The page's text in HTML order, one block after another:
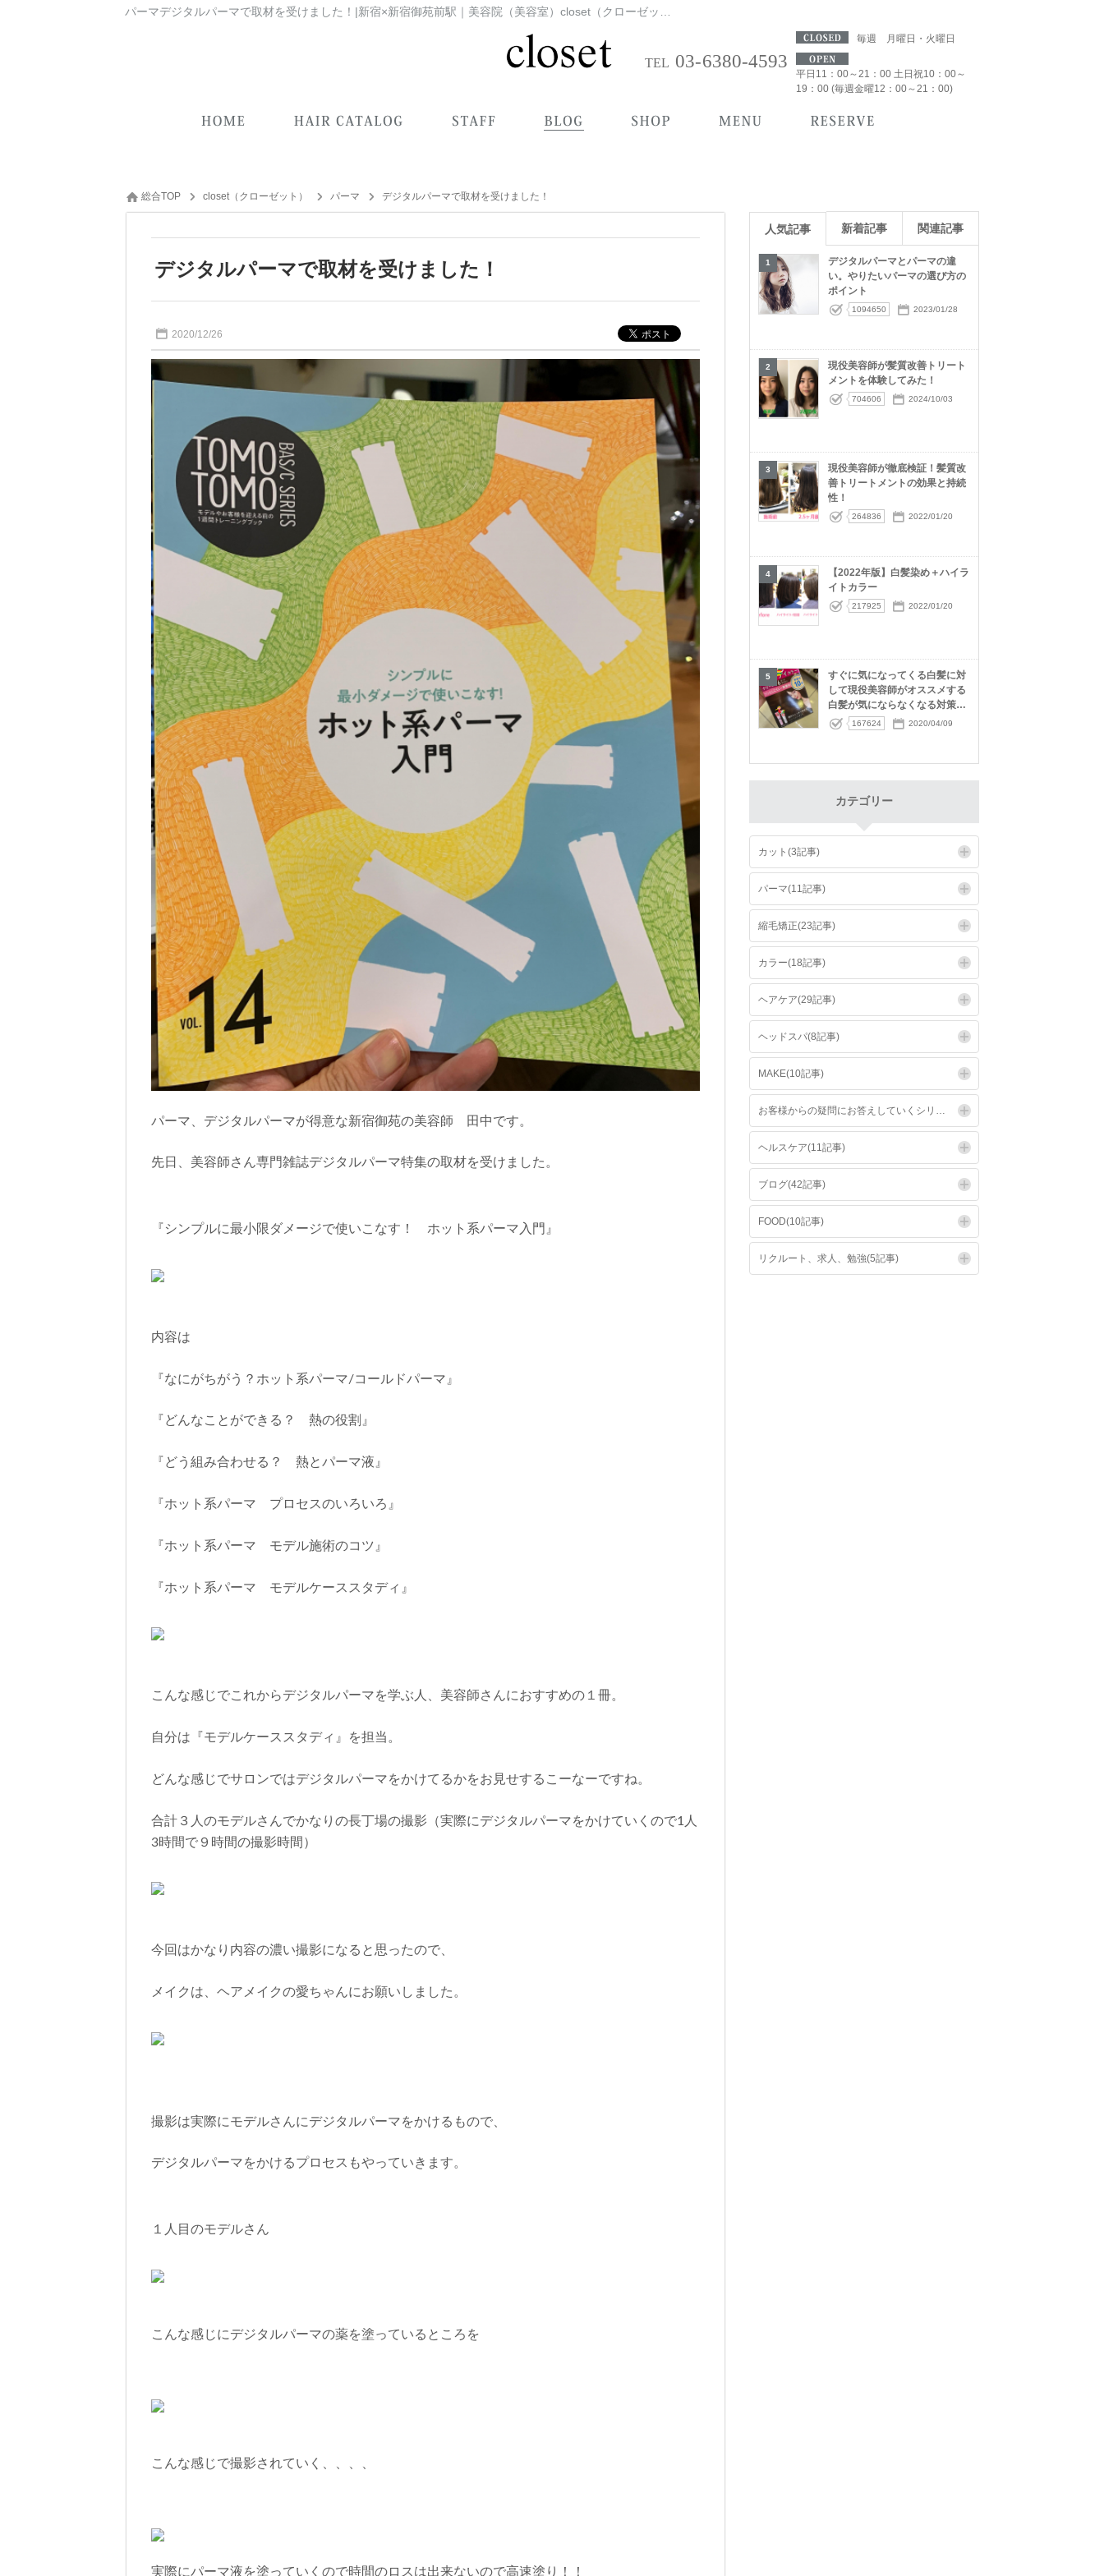
毎週 月曜日・火曜日
平日11：00～21：00 土日祝10：00～
19：00 (毎週金曜12：00～21：00)
03-6380-4593
総合TOP closet（クローゼット） パーマ デジタルパーマで取材を受けました！
デジタルパーマで取材を受けました！
2020/12/26
パーマ、デジタルパーマが得意な新宿御苑の美容師 田中です。
先日、美容師さん専門雑誌デジタルパーマ特集の取材を受けました。
『シンプルに最小限ダメージで使いこなす！ ホット系パーマ入門』
内容は
『なにがちがう？ホット系パーマ/コールドパーマ』
『どんなことができる？ 熱の役割』
『どう組み合わせる？ 熱とパーマ液』
『ホット系パーマ プロセスのいろいろ』
『ホット系パーマ モデル施術のコツ』
『ホット系パーマ モデルケーススタディ』
こんな感じでこれからデジタルパーマを学ぶ人、美容師さんにおすすめの１冊。
自分は『モデルケーススタディ』を担当。
どんな感じでサロンではデジタルパーマをかけてるかをお見せするこーなーですね。
合計３人のモデルさんでかなりの長丁場の撮影（実際にデジタルパーマをかけていくので1人
3時間で９時間の撮影時間）
今回はかなり内容の濃い撮影になると思ったので、
メイクは、ヘアメイクの愛ちゃんにお願いしました。
撮影は実際にモデルさんにデジタルパーマをかけるもので、
デジタルパーマをかけるプロセスもやっていきます。
１人目のモデルさん
こんな感じにデジタルパーマの薬を塗っているところを
こんな感じで撮影されていく、、、、
実際にパーマ液を塗っていくので時間のロスは出来ないので高速塗り！！
人気記事 新着記事 関連記事
1
デジタルパーマとパーマの違
い。やりたいパーマの選び方の
ポイント
1094650 2023/01/28
2
現役美容師が髪質改善トリート
メントを体験してみた！
704606 2024/10/03
3
現役美容師が徹底検証！髪質改
善トリートメントの効果と持続
性！
264836 2022/01/20
4
【2022年版】白髪染め＋ハイラ
イトカラー
217925 2022/01/20
5
すぐに気になってくる白髪に対
して現役美容師がオススメする
白髪が気にならなくなる対策5
選！
167624 2020/04/09
カテゴリー
カット(3記事)
パーマ(11記事)
縮毛矯正(23記事)
カラー(18記事)
ヘアケア(29記事)
ヘッドスパ(8記事)
MAKE(10記事)
お客様からの疑問にお答えしていくシリーズ(6記事)
ヘルスケア(11記事)
ブログ(42記事)
FOOD(10記事)
リクルート、求人、勉強(5記事)